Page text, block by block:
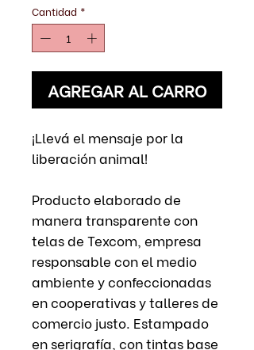
Cantidad *
AGREGAR AL CARRO
¡Llevá el mensaje por la
liberación animal!
Producto elaborado de
manera transparente con
telas de Texcom, empresa
responsable con el medio
ambiente y confeccionadas
en cooperativas y talleres de
comercio justo. Estampado
en serigrafía, con tintas base